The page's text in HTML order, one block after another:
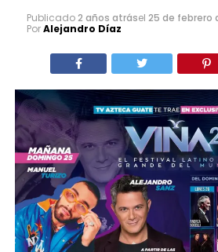
Publicado2 años atrásel 25 de febrero
PorAlejandro Díaz